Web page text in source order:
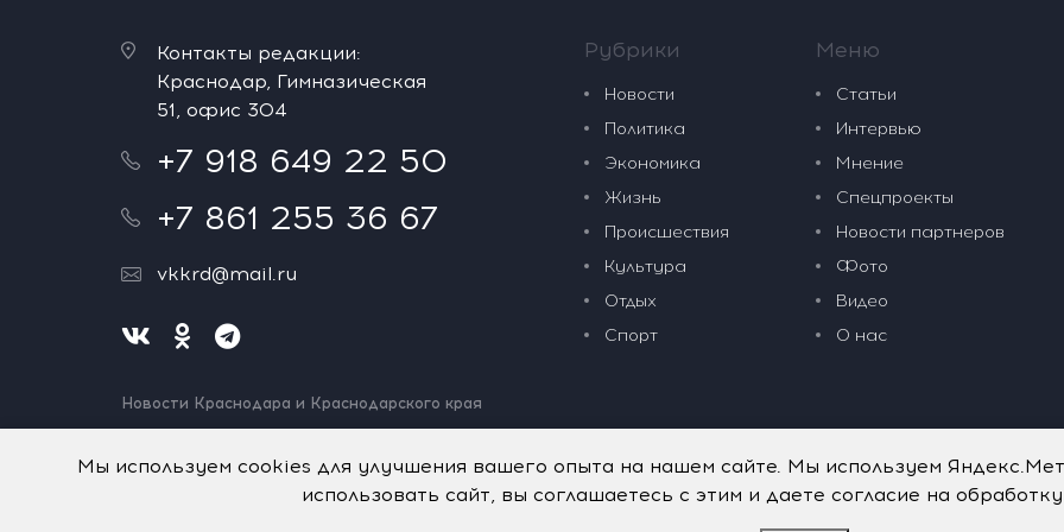
Контакты редакции:
Краснодар, Гимназическая
51, офис 304
+7 918 649 22 50
+7 861 255 36 67
vkkrd@mail.ru
Новости Краснодара и Краснодарского края
Нашли ошибку? Выделите и нажмите Ctrl+Enter.
Рубрики
Новости
Политика
Экономика
Жизнь
Происшествия
Культура
Отдых
Спорт
Меню
Статьи
Интервью
Мнение
Спецпроекты
Новости партнеров
Фото
Видео
О нас
Мы используем cookies для улучшения вашего опыта на нашем сайте. Мы используем
использовать сайт, вы соглашаетесь с этим и даете согласие на